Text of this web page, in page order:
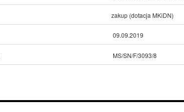
zakup (dotacja MKiDN)
09.09.2019
MS/SN/F/3093/8